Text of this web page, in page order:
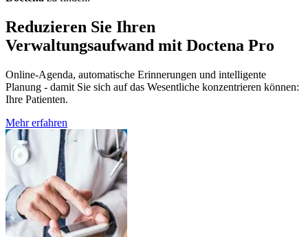
Reduzieren Sie Ihren
Verwaltungsaufwand mit Doctena Pro
Online-Agenda, automatische Erinnerungen und intelligente
Planung - damit Sie sich auf das Wesentliche konzentrieren können:
Ihre Patienten.
Mehr erfahren